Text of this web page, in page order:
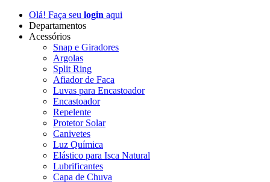
Olá! Faça seu login aqui
Departamentos
Acessórios
Snap e Giradores
Argolas
Split Ring
Afiador de Faca
Luvas para Encastoador
Encastoador
Repelente
Protetor Solar
Canivetes
Luz Química
Elástico para Isca Natural
Lubrificantes
Capa de Chuva